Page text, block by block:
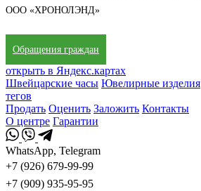
ООО «ХРОНОЛЭНД»
Обращения граждан
открыть в Яндекс.картах
Швейцарские часы Ювелирные изделия
тегов
Продать Оценить Заложить Контакты
О центре Гарантии
WhatsApp, Telegram
+7 (926) 679-99-99
+7 (909) 935-95-95